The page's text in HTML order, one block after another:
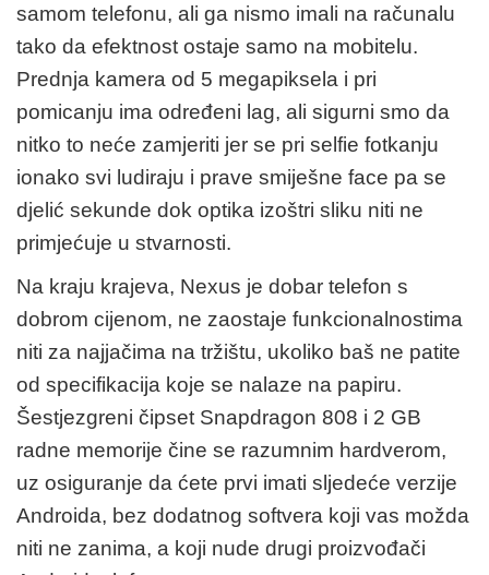
samom telefonu, ali ga nismo imali na računalu
tako da efektnost ostaje samo na mobitelu.
Prednja kamera od 5 megapiksela i pri
pomicanju ima određeni lag, ali sigurni smo da
nitko to neće zamjeriti jer se pri selfie fotkanju
ionako svi ludiraju i prave smiješne face pa se
djelić sekunde dok optika izoštri sliku niti ne
primjećuje u stvarnosti.
Na kraju krajeva, Nexus je dobar telefon s
dobrom cijenom, ne zaostaje funkcionalnostima
niti za najjačima na tržištu, ukoliko baš ne patite
od specifikacija koje se nalaze na papiru.
Šestjezgreni čipset Snapdragon 808 i 2 GB
radne memorije čine se razumnim hardverom,
uz osiguranje da ćete prvi imati sljedeće verzije
Androida, bez dodatnog softvera koji vas možda
niti ne zanima, a koji nude drugi proizvođači